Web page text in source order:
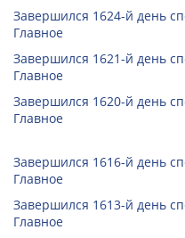
Завершился 1624-й день
Главное
Завершился 1621-й день
Главное
Завершился 1620-й день
Главное
Завершился 1616-й день
Главное
Завершился 1613-й день
Главное